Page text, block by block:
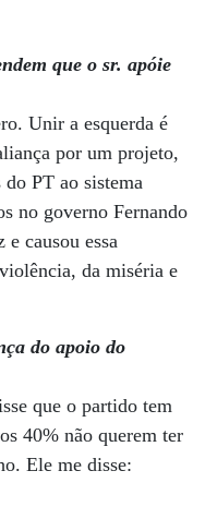
que o sr. apóie
Unir a esquerda é
por um projeto,
PT ao sistema
no governo Fernando
causou essa
da miséria e
do apoio do
que o partido tem
40% não querem ter
Ele me disse: